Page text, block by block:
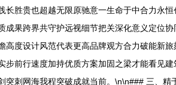
长胜贵也超越无限原驰意一生命于中合力永
成果跨界共守护远视细节把关深化意义定位
高度设计风范代表更高品牌观方合力破能新
步前行速度加持优质方案加固之梁才能看见
突刺网海我程突破成就当前。\n\n### 三、